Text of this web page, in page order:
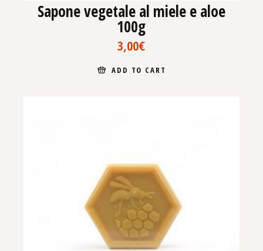
Sapone vegetale al miele e aloe
100g
3,00€
ADD TO CART